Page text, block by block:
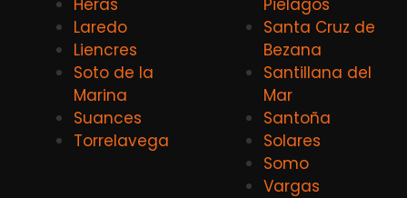
Laredo
Liencres
Soto de la
Marina
Suances
Torrelavega
Santa Cruz de
Bezana
Santillana del
Mar
Santoña
Solares
Somo
Vargas